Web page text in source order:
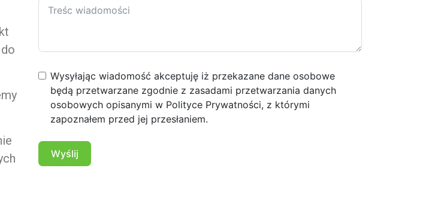
Wysyłając wiadomość akceptuję iż przekazane dane osobowe
będą przetwarzane zgodnie z zasadami przetwarzania danych
osobowych opisanymi w Polityce Prywatności, z którymi
zapoznałem przed jej przesłaniem.
Wyślij